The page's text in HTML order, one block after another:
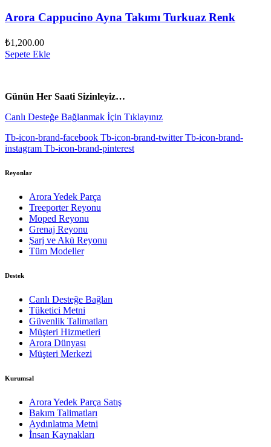
Arora Cappucino Ayna Takımı Turkuaz Renk
₺1,200.00
Sepete Ekle
Günün Her Saati Sizinleyiz…
Canlı Desteğe Bağlanmak İçin Tıklayınız
Tb-icon-brand-facebook Tb-icon-brand-twitter Tb-icon-brand-
instagram Tb-icon-brand-pinterest
Reyonlar
Arora Yedek Parça
Treeporter Reyonu
Moped Reyonu
Grenaj Reyonu
Şarj ve Akü Reyonu
Tüm Modeller
Destek
Canlı Desteğe Bağlan
Tüketici Metni
Güvenlik Talimatları
Müşteri Hizmetleri
Arora Dünyası
Müşteri Merkezi
Kurumsal
Arora Yedek Parça Satış
Bakım Talimatları
Aydınlatma Metni
İnsan Kaynakları